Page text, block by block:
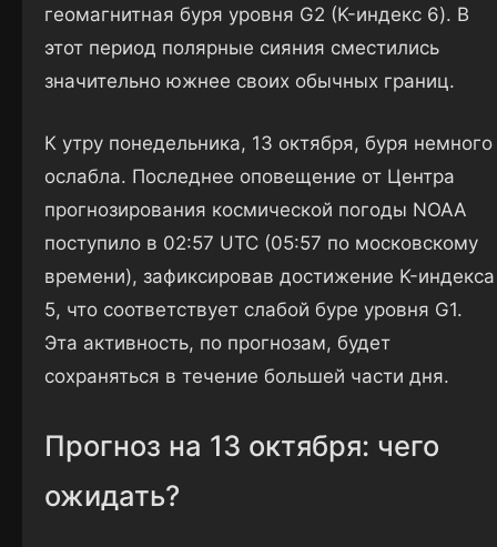
геомагнитная буря уровня G2 (K-индекс 6). В
этот период полярные сияния сместились
значительно южнее своих обычных границ.
К утру понедельника, 13 октября, буря немного
ослабла. Последнее оповещение от Центра
прогнозирования космической погоды NOAA
поступило в 02:57 UTC (05:57 по московскому
времени), зафиксировав достижение K-индекса
5, что соответствует слабой буре уровня G1.
Эта активность, по прогнозам, будет
сохраняться в течение большей части дня.
Прогноз на 13 октября: чего
ожидать?